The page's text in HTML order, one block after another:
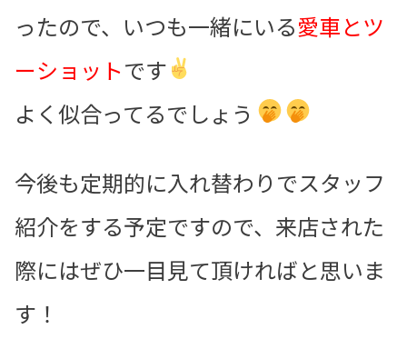
ったので、いつも一緒にいる愛車とツ
ーショットです
よく似合ってるでしょう
今後も定期的に入れ替わりでスタッフ
紹介をする予定ですので、来店された
際にはぜひ一目見て頂ければと思いま
す！